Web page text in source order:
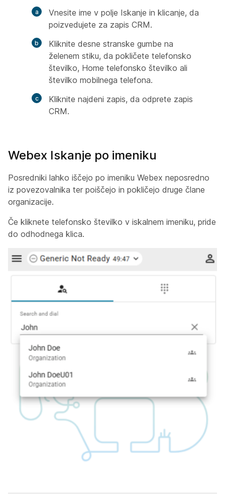
Vnesite ime v polje Iskanje in klicanje, da
poizvedujete za zapis CRM.
Kliknite desne stranske gumbe na
želenem stiku, da pokličete telefonsko
številko, Home telefonsko številko ali
številko mobilnega telefona.
Kliknite najdeni zapis, da odprete zapis
CRM.
Webex Iskanje po imeniku
Posredniki lahko iščejo po imeniku Webex neposredno
iz povezovalnika ter poiščejo in pokličejo druge člane
organizacije.
Če kliknete telefonsko številko v iskalnem imeniku, pride
do odhodnega klica.